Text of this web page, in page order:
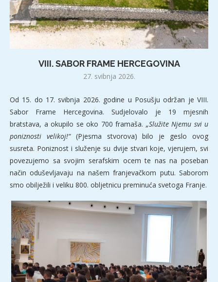
VIII. SABOR FRAME HERCEGOVINA
27. svibnja 2026.
Od 15. do 17. svibnja 2026. godine u Posušju održan je VIII.
Sabor Frame Hercegovina. Sudjelovalo je 19 mjesnih
bratstava, a okupilo se oko 700 framaša. „Služite Njemu svi u
poniznosti velikoj!“(Pjesma stvorova) bilo je geslo ovog
susreta. Poniznost i služenje su dvije stvari koje, vjerujem, svi
povezujemo sa svojim serafskim ocem te nas na poseban
način oduševljavaju na našem franjevačkom putu. Saborom
smo obilježili i veliku 800. obljetnicu preminuća svetoga Franje.